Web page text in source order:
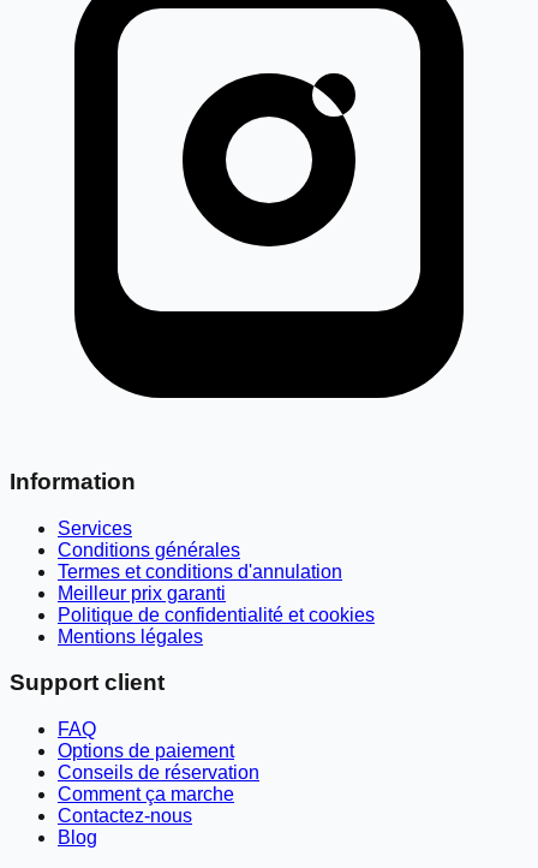
Information
Services
Conditions générales
Termes et conditions d'annulation
Meilleur prix garanti
Politique de confidentialité et cookies
Mentions légales
Support client
FAQ
Options de paiement
Conseils de réservation
Comment ça marche
Contactez-nous
Blog